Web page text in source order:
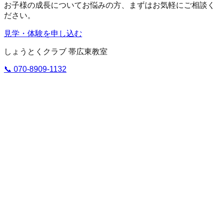
お子様の成長についてお悩みの方、まずはお気軽にご相談く
ださい。
見学・体験を申し込む
しょうとくクラブ 帯広東教室
📞 070-8909-1132